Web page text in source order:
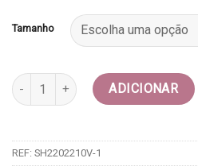
original
era:
atual
é:
Tamanho
Quantidade de Saia sahoco
ADICIONAR
REF: SH2202210V-1